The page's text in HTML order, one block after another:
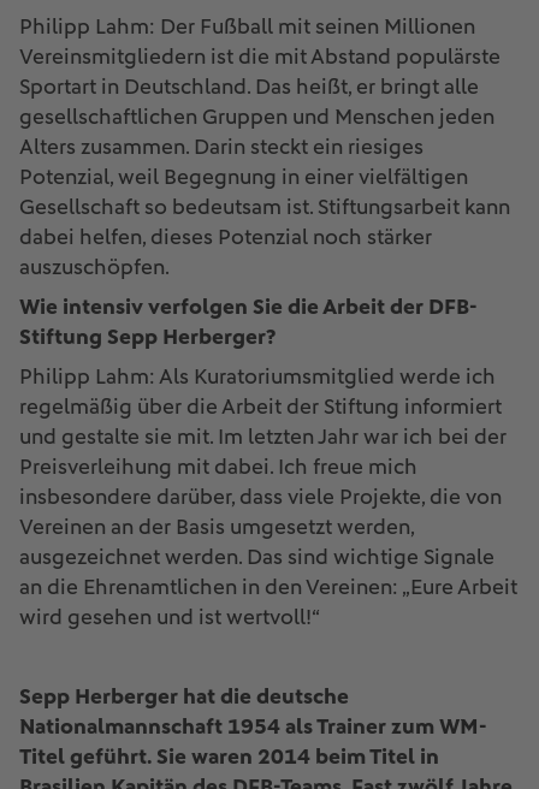
Philipp Lahm: Der Fußball mit seinen Millionen
Vereinsmitgliedern ist die mit Abstand populärste
Sportart in Deutschland. Das heißt, er bringt alle
gesellschaftlichen Gruppen und Menschen jeden
Alters zusammen. Darin steckt ein riesiges
Potenzial, weil Begegnung in einer vielfältigen
Gesellschaft so bedeutsam ist. Stiftungsarbeit kann
dabei helfen, dieses Potenzial noch stärker
auszuschöpfen.
Wie intensiv verfolgen Sie die Arbeit der DFB-
Stiftung Sepp Herberger?
Philipp Lahm: Als Kuratoriumsmitglied werde ich
regelmäßig über die Arbeit der Stiftung informiert
und gestalte sie mit. Im letzten Jahr war ich bei der
Preisverleihung mit dabei. Ich freue mich
insbesondere darüber, dass viele Projekte, die von
Vereinen an der Basis umgesetzt werden,
ausgezeichnet werden. Das sind wichtige Signale
an die Ehrenamtlichen in den Vereinen: „Eure Arbeit
wird gesehen und ist wertvoll!“
Sepp Herberger hat die deutsche
Nationalmannschaft 1954 als Trainer zum WM-
Titel geführt. Sie waren 2014 beim Titel in